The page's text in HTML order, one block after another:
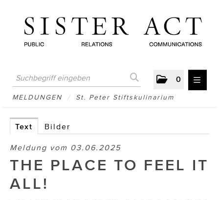
0
MELDUNGEN
AUSTRIAN PRESS DAY
ATELIER FĒ.
MELDUNGEN / St. Peter Stiftskulinarium
Text Bilder
Meldung vom 03.06.2025
THE PLACE TO FEEL IT
ALL!